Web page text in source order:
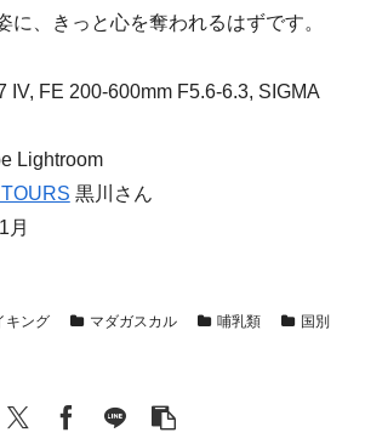
に、きっと心を奪われるはずです。
IV, FE 200-600mm F5.6-6.3, SIGMA
Lightroom
黒川さん
月
キング マダガスカル 哺乳類
国別